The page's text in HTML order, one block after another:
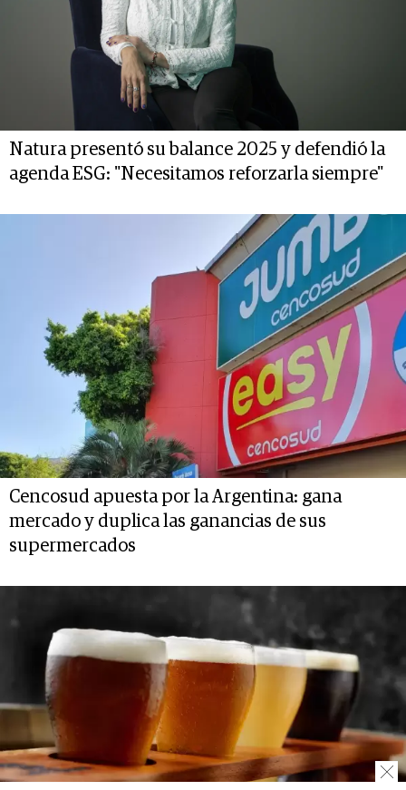
Natura presentó su balance 2025 y defendió la
agenda ESG: "Necesitamos reforzarla siempre"
Cencosud apuesta por la Argentina: gana
mercado y duplica las ganancias de sus
supermercados